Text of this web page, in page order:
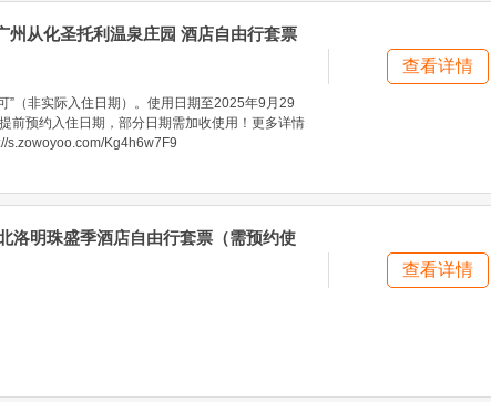
州从化圣托利温泉庄园 酒店自由行套票
”（非实际入住日期）。使用日期至2025年9月29
前预约入住日期，部分日期需加收使用！更多详情
s.zowoyoo.com/Kg4h6w7F9
查看详情
洛明珠盛季酒店自由行套票（需预约使
查看详情